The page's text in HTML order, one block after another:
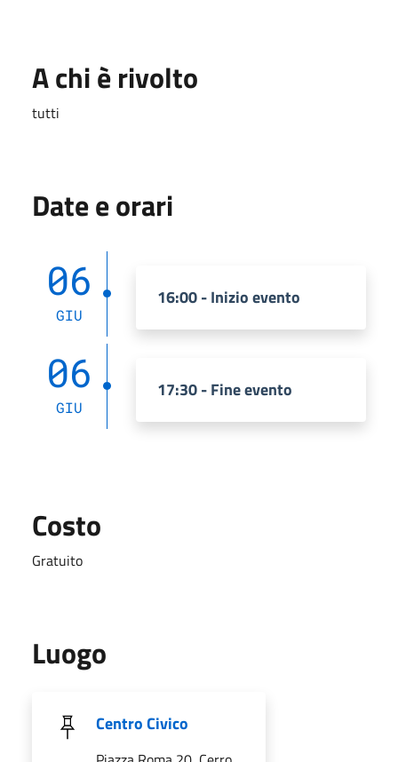
A chi è rivolto
tutti
Date e orari
06
GIU
16:00 - Inizio evento
06
GIU
17:30 - Fine evento
Costo
Gratuito
Luogo
Centro Civico